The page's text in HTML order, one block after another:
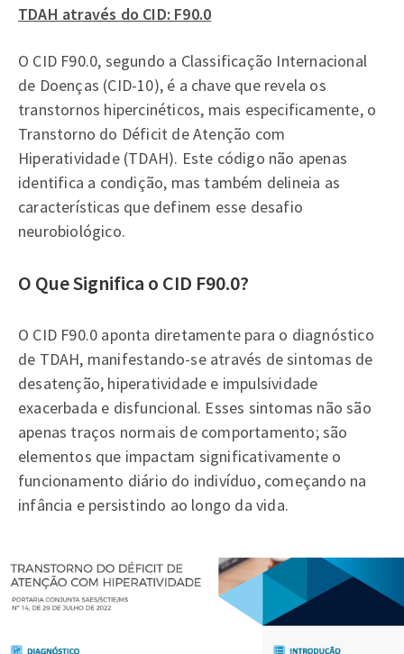
TDAH através do CID: F90.0
O CID F90.0, segundo a Classificação Internacional
de Doenças (CID-10), é a chave que revela os
transtornos hipercinéticos, mais especificamente, o
Transtorno do Déficit de Atenção com
Hiperatividade (TDAH). Este código não apenas
identifica a condição, mas também delineia as
características que definem esse desafio
neurobiológico.
O Que Significa o CID F90.0?
O CID F90.0 aponta diretamente para o diagnóstico
de TDAH, manifestando-se através de sintomas de
desatenção, hiperatividade e impulsividade
exacerbada e disfuncional. Esses sintomas não são
apenas traços normais de comportamento; são
elementos que impactam significativamente o
funcionamento diário do indivíduo, começando na
infância e persistindo ao longo da vida.